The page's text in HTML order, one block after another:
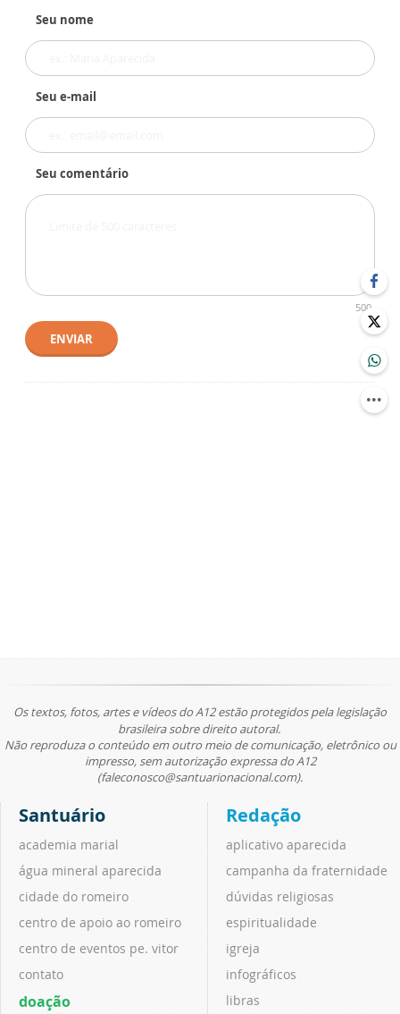
Seu nome
Seu e-mail
Seu comentário
500
ENVIAR
Os textos, fotos, artes e vídeos do A12 estão protegidos pela legislação
brasileira sobre direito autoral.
Não reproduza o conteúdo em outro meio de comunicação, eletrônico ou
impresso, sem autorização expressa do A12
(faleconosco@santuarionacional.com).
Santuário
academia marial
água mineral aparecida
cidade do romeiro
centro de apoio ao romeiro
centro de eventos pe. vitor
contato
doação
Redação
aplicativo aparecida
campanha da fraternidade
dúvidas religiosas
espiritualidade
igreja
infográficos
libras